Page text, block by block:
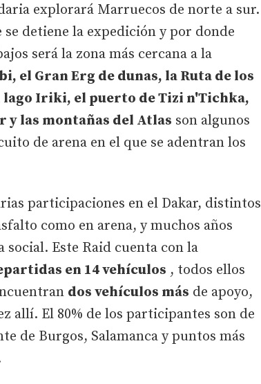
explorará Marruecos de norte a sur.
se detiene la expedición y por donde
será la zona más cercana a la
el Gran Erg de dunas, la Ruta de los
lago Iriki, el puerto de Tizi n'Tichka,
y las montañas del Atlas son algunos
de arena en el que se adentran los
participaciones en el Dakar, distintos
como en arena, y muchos años
social. Este Raid cuenta con la
en 14 vehículos , todos ellos
dos vehículos más de apoyo,
allí. El 80% de los participantes son de
de Burgos, Salamanca y puntos más